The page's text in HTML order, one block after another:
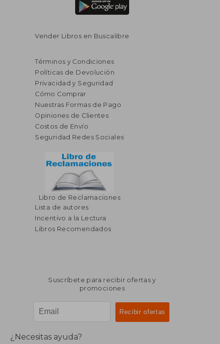
Vender Libros en Buscalibre
Términos y Condiciones
Políticas de Devolución
Privacidad y Seguridad
Cómo Comprar
Nuestras Formas de Pago
Opiniones de Clientes
Costos de Envío
Seguridad Redes Sociales
Libro de Reclamaciones
Lista de autores
Incentivo a la Lectura
Libros Recomendados
Suscríbete para recibir ofertas y
promociones
¿Necesitas ayuda?